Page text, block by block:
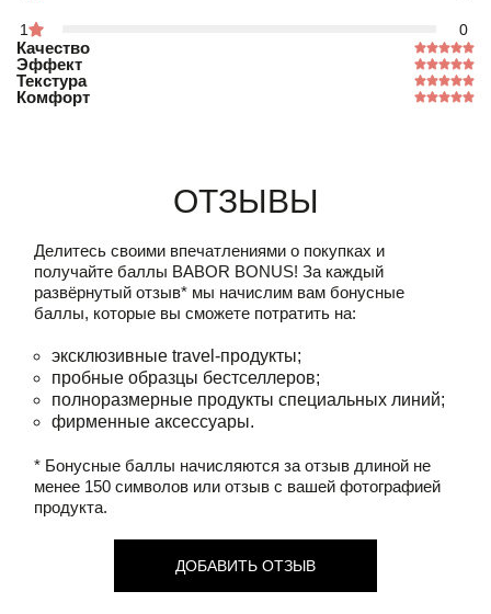
1 0
Качество
Эффект
Текстура
Комфорт
Отзывы
Делитесь своими впечатлениями о покупках и
получайте баллы BABOR BONUS! За каждый
развёрнутый отзыв* мы начислим вам бонусные
баллы, которые вы сможете потратить на:
эксклюзивные travel-продукты;
пробные образцы бестселлеров;
полноразмерные продукты специальных линий;
фирменные аксессуары.
* Бонусные баллы начисляются за отзыв длиной не
менее 150 символов или отзыв с вашей фотографией
продукта.
ДОБАВИТЬ ОТЗЫВ